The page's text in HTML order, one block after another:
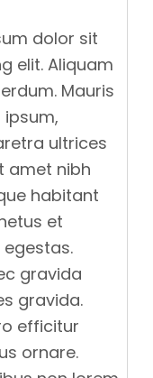
dolor sit
elit. Aliquam
Mauris
ultrices
amet nibh
habitant
et
gravida
gravida.
efficitur
ornare.